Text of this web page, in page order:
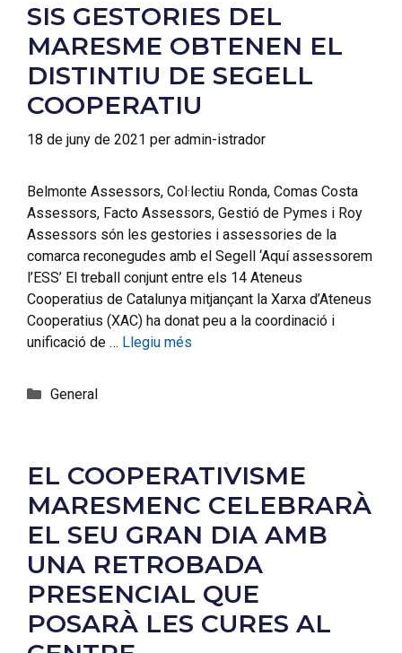
SIS GESTORIES DEL
MARESME OBTENEN EL
DISTINTIU DE SEGELL
COOPERATIU
18 de juny de 2021 per admin-istrador
Belmonte Assessors, Col·lectiu Ronda, Comas Costa
Assessors, Facto Assessors, Gestió de Pymes i Roy
Assessors són les gestories i assessories de la
comarca reconegudes amb el Segell ‘Aquí assessorem
l’ESS’ El treball conjunt entre els 14 Ateneus
Cooperatius de Catalunya mitjançant la Xarxa d’Ateneus
Cooperatius (XAC) ha donat peu a la coordinació i
unificació de … Llegiu més
General
EL COOPERATIVISME
MARESMENC CELEBRARÀ
EL SEU GRAN DIA AMB
UNA RETROBADA
PRESENCIAL QUE
POSARÀ LES CURES AL